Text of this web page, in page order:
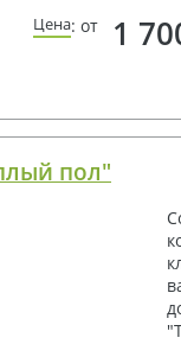
Цена: от 1
пол"